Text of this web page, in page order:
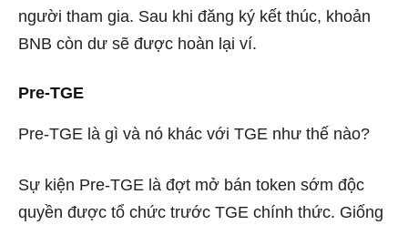
người tham gia. Sau khi đăng ký kết thúc, khoản
BNB còn dư sẽ được hoàn lại ví.
Pre-TGE
Pre-TGE là gì và nó khác với TGE như thế nào?
Sự kiện Pre-TGE là đợt mở bán token sớm độc
quyền được tổ chức trước TGE chính thức. Giống